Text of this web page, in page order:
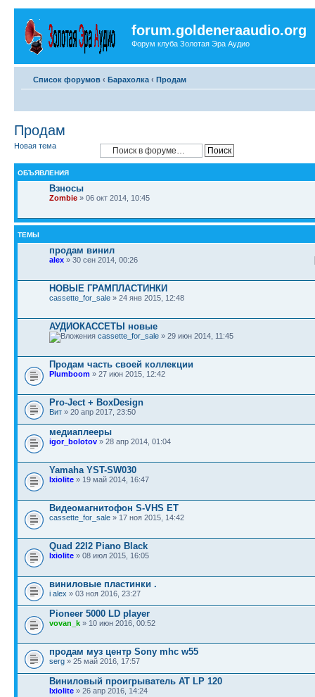
forum.goldeneraaudio.org
Форум клуба Золотая Эра Аудио
Список форумов ‹ Барахолка ‹ Продам
Продам
Новая тема
ОБЪЯВЛЕНИЯ
Взносы
Zombie » 06 окт 2014, 10:45
ТЕМЫ
продам винил
alex » 30 сен 2014, 00:26
НОВЫЕ ГРАМПЛАСТИНКИ
cassette_for_sale » 24 янв 2015, 12:48
АУДИОКАССЕТЫ новые
cassette_for_sale » 29 июн 2014, 11:45
Продам часть своей коллекции
Plumboom » 27 июн 2015, 12:42
Pro-Ject + BoxDesign
Вит » 20 апр 2017, 23:50
медиаплееры
igor_bolotov » 28 апр 2014, 01:04
Yamaha YST-SW030
Ixiolite » 19 май 2014, 16:47
Видеомагнитофон S-VHS ET
cassette_for_sale » 17 ноя 2015, 14:42
Quad 22l2 Piano Black
Ixiolite » 08 июл 2015, 16:05
виниловые пластинки .
i alex » 03 ноя 2016, 23:27
Pioneer 5000 LD player
vovan_k » 10 июн 2016, 00:52
продам муз центр Sony mhc w55
serg » 25 май 2016, 17:57
Виниловый проигрыватель AT LP 120
Ixiolite » 26 апр 2016, 14:24